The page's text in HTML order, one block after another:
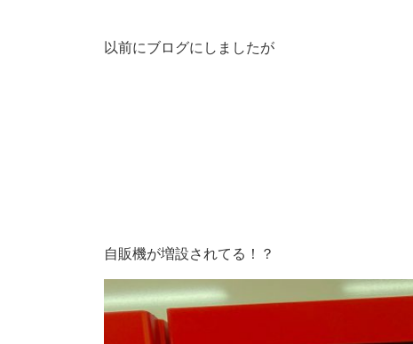
以前にブログにしましたが
自販機が増設されてる！？